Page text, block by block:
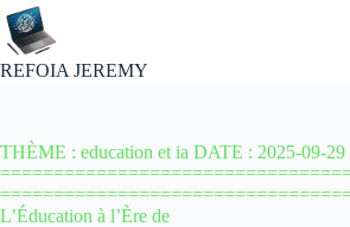
Passer
au
contenu
REFOIA JEREMY
THÈME : education et ia DATE : 2025-09-29
L’Éducation à l’Ère de